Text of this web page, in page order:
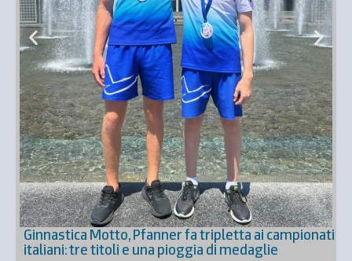
Ginnastica Motto, Pfanner fa tripletta ai campionati
italiani: tre titoli e una pioggia di medaglie